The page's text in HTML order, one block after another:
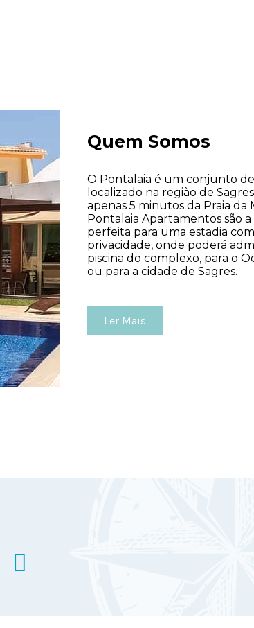
Quem Somos
O Pontalaia é um conjunto
localizado na região de
apenas 5 minutos da Praia da
Pontalaia Apartamentos são a
perfeita para uma estadia
privacidade, onde poderá
piscina do complexo, para o
ou para a cidade de Sagres.
Ler Mais